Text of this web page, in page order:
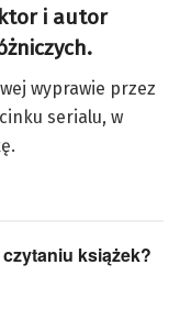
i autor
wyprawie przez
serialu, w
książek?